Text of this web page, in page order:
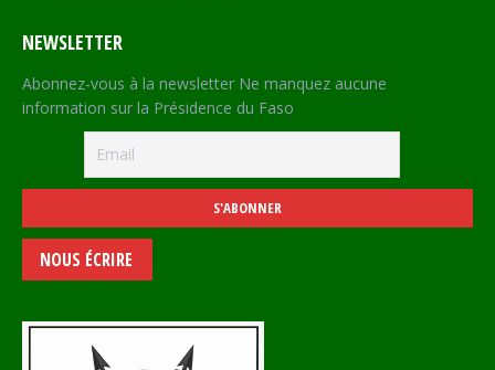
NEWSLETTER
Abonnez-vous à la newsletter Ne manquez aucune
information sur la Présidence du Faso
NOUS ÉCRIRE